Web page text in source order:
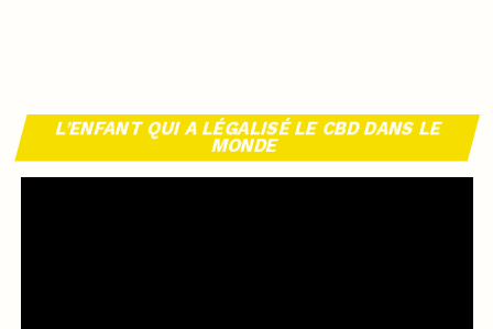
L’ENFANT QUI A LÉGALISÉ LE CBD DANS LE
MONDE